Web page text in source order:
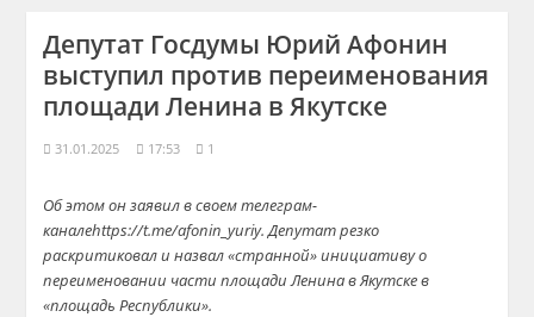
Депутат Госдумы Юрий Афонин
выступил против переименования
площади Ленина в Якутске
31.01.2025 17:53 1
Об этом он заявил в своемтелеграм-
каналеhttps://t.me/afonin_yuriy. Депутат резко
раскритиковал и назвал «странной» инициативу о
переименовании части площади Ленина в Якутске в
«площадь Республики».